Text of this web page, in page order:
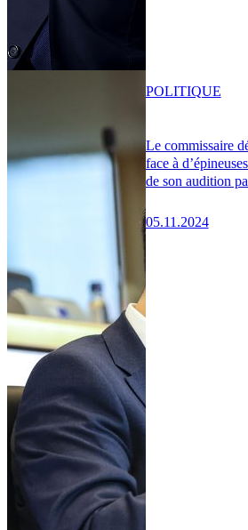
Le commissaire
face à
de son audition
05.11.2024
POLITIQUE